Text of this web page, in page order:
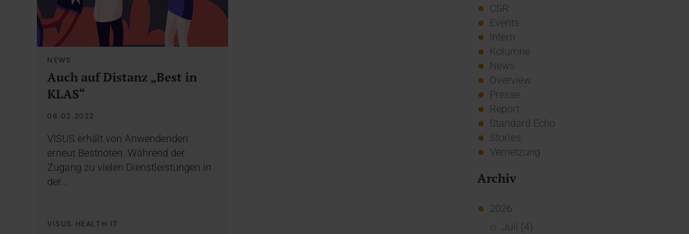
NEWS
Auch auf Distanz „Best in
KLAS“
08.02.2022
VISUS erhält von Anwendenden
erneut Bestnoten. Während der
Zugang zu vielen Dienstleistungen in
der…
VISUS HEALTH IT
CSR
Events
Intern
Kolumne
News
Overview
Presse
Report
Standard Echo
Stories
Vernetzung
Archiv
2026
Juli (4)